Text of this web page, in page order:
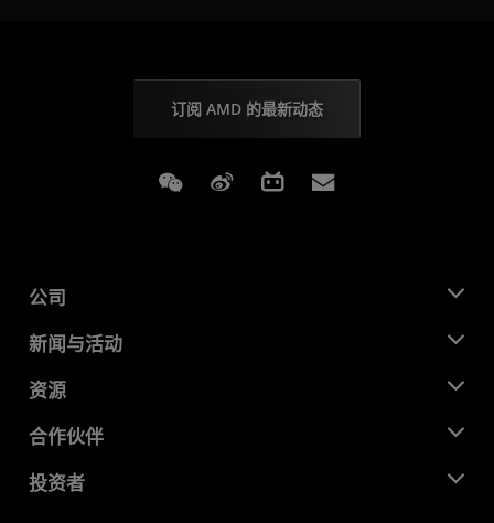
订阅 AMD 的最新动态
Weixin Weibo Bilibili
公司
关于 AMD
企业责任
就业机会
联系我们
新闻与活动
新闻中心
媒体库
资源
开发中心
成功案例
合作伙伴
AMD 合作伙伴中心
投资者